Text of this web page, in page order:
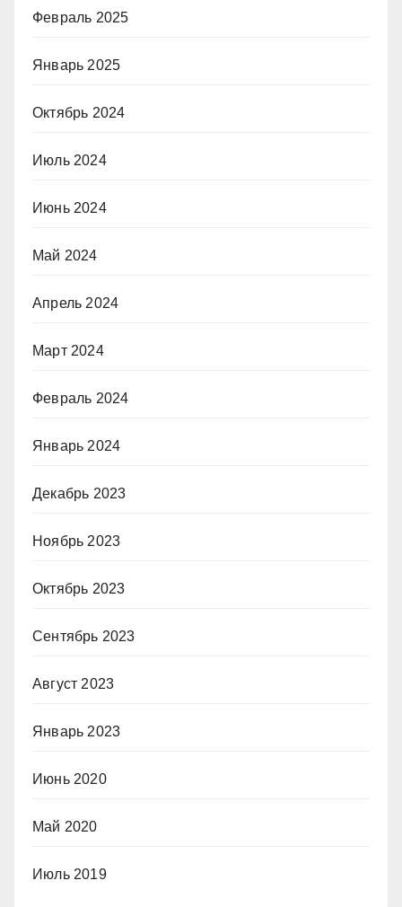
Февраль 2025
Январь 2025
Октябрь 2024
Июль 2024
Июнь 2024
Май 2024
Апрель 2024
Март 2024
Февраль 2024
Январь 2024
Декабрь 2023
Ноябрь 2023
Октябрь 2023
Сентябрь 2023
Август 2023
Январь 2023
Июнь 2020
Май 2020
Июль 2019